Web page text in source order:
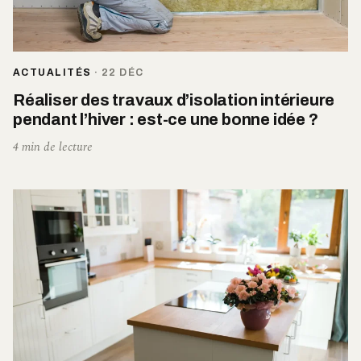
ACTUALITÉS · 22 DÉC
Réaliser des travaux d’isolation intérieure
pendant l’hiver : est-ce une bonne idée ?
4 min de lecture